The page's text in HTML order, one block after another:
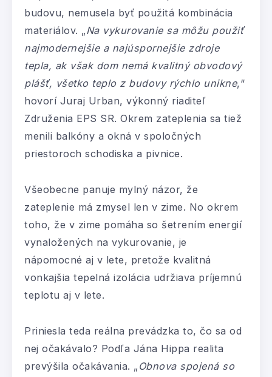
budovu, nemusela byť použitá kombinácia
materiálov. „Na vykurovanie sa môžu použiť
najmodernejšie a najúspornejšie zdroje
tepla, ak však dom nemá kvalitný obvodový
plášť, všetko teplo z budovy rýchlo unikne,“
hovorí Juraj Urban, výkonný riaditeľ
Združenia EPS SR. Okrem zateplenia sa tiež
menili balkóny a okná v spoločných
priestoroch schodiska a pivnice.
Všeobecne panuje mylný názor, že
zateplenie má zmysel len v zime. No okrem
toho, že v zime pomáha so šetrením energií
vynaložených na vykurovanie, je
nápomocné aj v lete, pretože kvalitná
vonkajšia tepelná izolácia udržiava príjemnú
teplotu aj v lete.
Priniesla teda reálna prevádzka to, čo sa od
nej očakávalo? Podľa Jána Hippa realita
prevýšila očakávania. „ Obnova spojená so